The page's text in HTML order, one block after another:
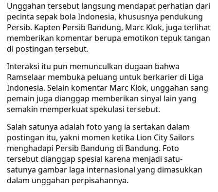
Unggahan tersebut langsung mendapat perhatian dari
pecinta sepak bola Indonesia, khususnya pendukung
Persib. Kapten Persib Bandung, Marc Klok, juga terlihat
memberikan komentar berupa emotikon tepuk tangan
di postingan tersebut.
Interaksi itu pun memunculkan dugaan bahwa
Ramselaar membuka peluang untuk berkarier di Liga
Indonesia. Selain komentar Marc Klok, unggahan sang
pemain juga dianggap memberikan sinyal lain yang
semakin memperkuat spekulasi tersebut.
Salah satunya adalah foto yang ia sertakan dalam
postingan itu, yakni momen ketika Lion City Sailors
menghadapi Persib Bandung di Bandung. Foto
tersebut dianggap spesial karena menjadi satu-
satunya gambar laga internasional yang dimasukkan
dalam unggahan perpisahannya.